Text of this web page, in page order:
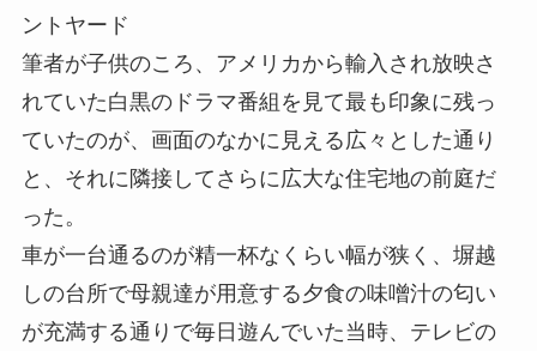
ントヤード
筆者が子供のころ、アメリカから輸入され放映さ
れていた白黒のドラマ番組を見て最も印象に残っ
ていたのが、画面のなかに見える広々とした通り
と、それに隣接してさらに広大な住宅地の前庭だ
った。
車が一台通るのが精一杯なくらい幅が狭く、塀越
しの台所で母親達が用意する夕食の味噌汁の匂い
が充満する通りで毎日遊んでいた当時、テレビの